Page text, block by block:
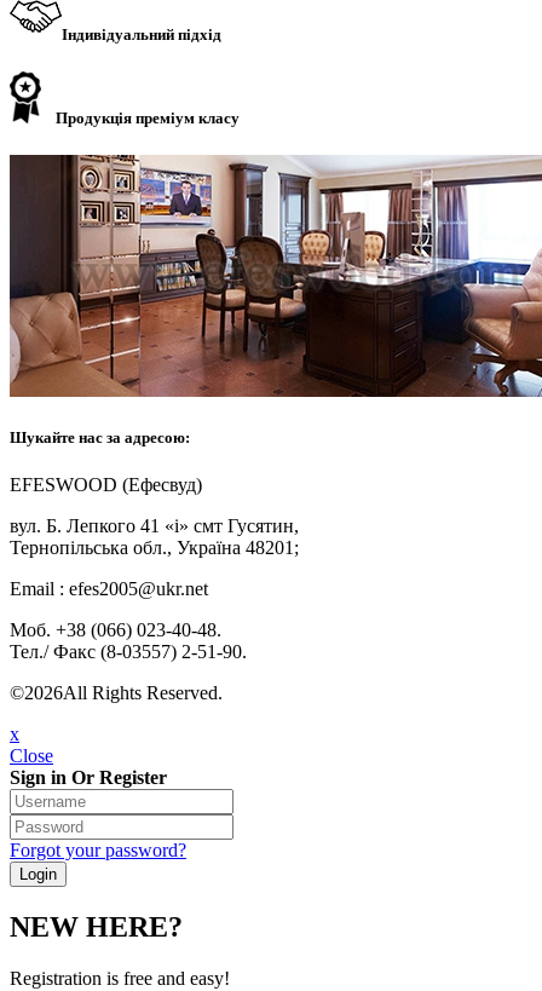
Індивідуальний підхід
Продукція преміум класу
Шукайте нас за адресою:
EFESWOOD (Ефесвуд)
вул. Б. Лепкого 41 «і» смт Гусятин,
Тернопільська обл., Україна 48201;
Email : efes2005@ukr.net
Моб. +38 (066) 023-40-48.
Тел./ Факс (8-03557) 2-51-90.
©2026All Rights Reserved.
x
Close
Sign in Or Register
Forgot your password?
NEW HERE?
Registration is free and easy!